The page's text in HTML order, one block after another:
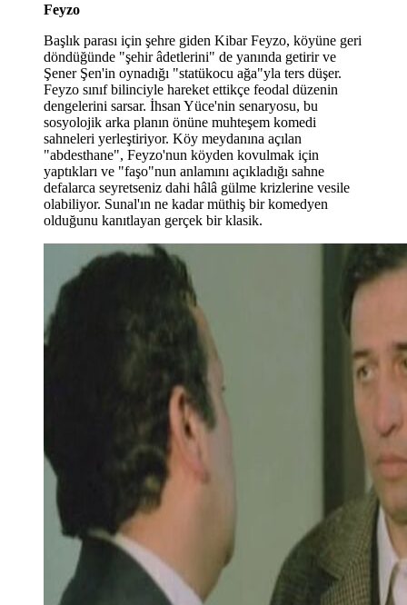
Feyzo
Başlık parası için şehre giden Kibar Feyzo, köyüne geri
döndüğünde "şehir âdetlerini" de yanında getirir ve
Şener Şen'in oynadığı "statükocu ağa"yla ters düşer.
Feyzo sınıf bilinciyle hareket ettikçe feodal düzenin
dengelerini sarsar. İhsan Yüce'nin senaryosu, bu
sosyolojik arka planın önüne muhteşem komedi
sahneleri yerleştiriyor. Köy meydanına açılan
"abdesthane", Feyzo'nun köyden kovulmak için
yaptıkları ve "faşo"nun anlamını açıkladığı sahne
defalarca seyretseniz dahi hâlâ gülme krizlerine vesile
olabiliyor. Sunal'ın ne kadar müthiş bir komedyen
olduğunu kanıtlayan gerçek bir klasik.